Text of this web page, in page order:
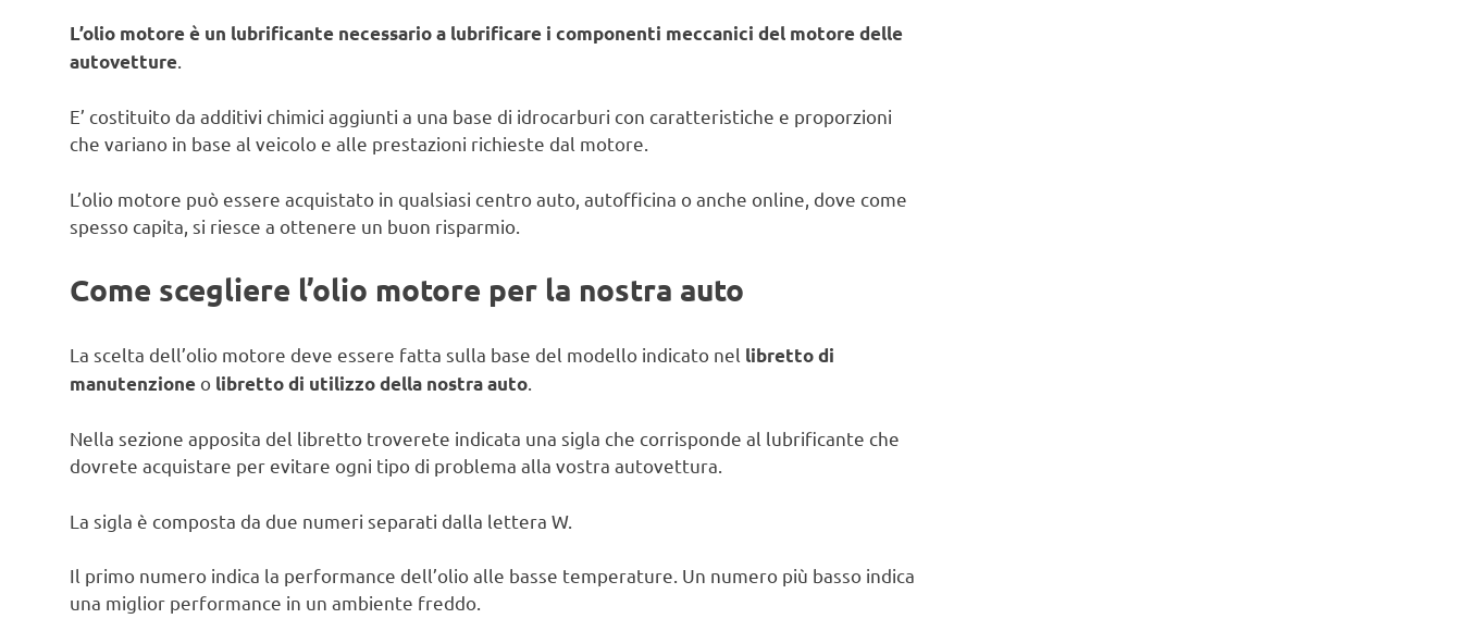
L’olio motore è un lubrificante necessario a lubrificare i componenti meccanici del motore delle
autovetture
E’ costituito da additivi chimici aggiunti a una base di idrocarburi con caratteristiche e proporzioni
che variano in base al veicolo e alle prestazioni richieste dal motore.
L’olio motore può essere acquistato in qualsiasi centro auto, autofficina o anche online, dove come
spesso capita, si riesce a ottenere un buon risparmio.
Come scegliere l’olio motore per la nostra auto
La scelta dell’olio motore deve essere fatta sulla base del modello indicato nel libretto di
manutenzione o libretto di utilizzo della nostra auto
Nella sezione apposita del libretto troverete indicata una sigla che corrisponde al lubrificante che
dovrete acquistare per evitare ogni tipo di problema alla vostra autovettura.
La sigla è composta da due numeri separati dalla lettera W.
Il primo numero indica la performance dell’olio alle basse temperature. Un numero più basso indica
una miglior performance in un ambiente freddo.